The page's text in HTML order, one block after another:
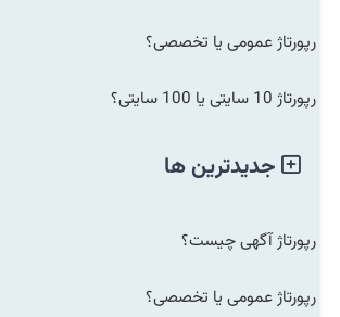
رپورتاژ عمومی یا تخصصی؟
رپورتاژ 10 سایتی یا 100 سایتی؟
جدیدترین ها
رپورتاژ آگهی چیست؟
رپورتاژ عمومی یا تخصصی؟